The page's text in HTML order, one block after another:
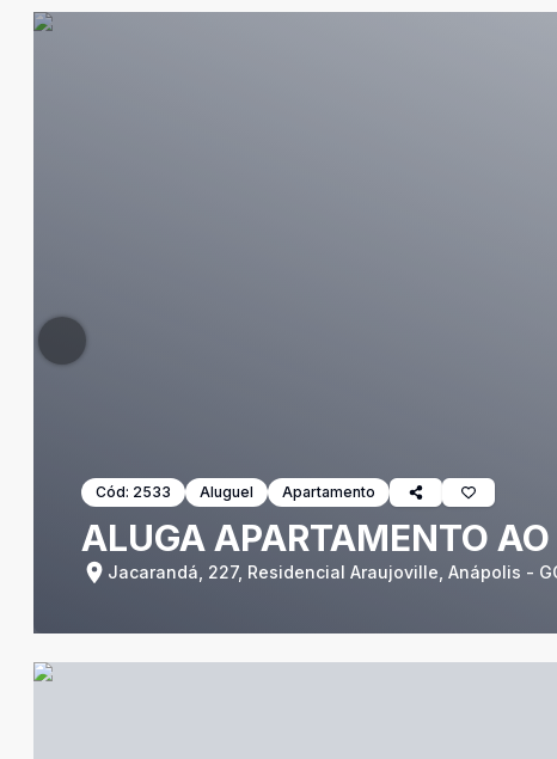
Cód: 2533 Aluguel Apartamento
ALUGA APARTAMENTO
Jacarandá, 227, Residencial Araujoville, Anápolis -